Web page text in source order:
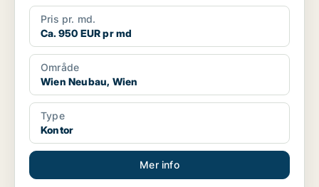
Pris pr. md.
Ca. 950 EUR pr md
Område
Wien Neubau, Wien
Type
Kontor
Mer info